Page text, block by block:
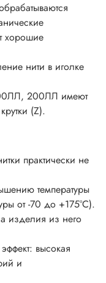
хорошие
нити в иголке
200ЛЛ имеют
(Z).
практически не
температуры
от -70 до +175°С).
изделия из него
высокая
и